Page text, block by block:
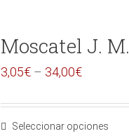
Moscatel J. M.
3,05€ – 34,00€
Seleccionar opciones